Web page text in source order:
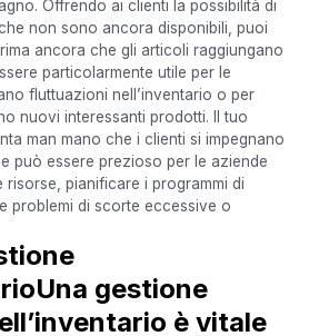
Offrendo ai clienti la possibilità di
non sono ancora disponibili, puoi
ancora che gli articoli raggiungano
particolarmente utile per le
fluttuazioni nell’inventario o per
nuovi interessanti prodotti. Il tuo
man mano che i clienti si impegnano
può essere prezioso per le aziende
risorse, pianificare i programmi di
problemi di scorte eccessive o
gestione
è vitale